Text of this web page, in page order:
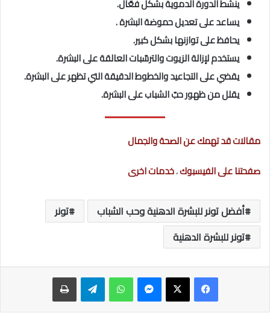
ينشّط الدورة الدموية بشكل فعّال.
يساعد على تعديل حموضة البشرة .
يحافظ على توازنها بشكل كبير.
يستخدم لإزالة الزيوت والترسّبات العالقة على البشرة.
يقضي على التجاعيد والخطوط الدقيقة التي تظهر على البشرة.
يقلل من ظهور حبّ الشباب على البشرة.
مقالات قد تهمك عن الصحة والجمال
صفحتنا على الفيسبوك،خدمات اخرى
أفضل تونر للبشرة الدهنية وحب الشباب
تونر
تونر للبشرة الدهنية
ماسنجر واتساب تيلقرام طباعة